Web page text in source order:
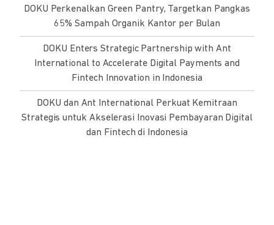
DOKU Perkenalkan Green Pantry, Targetkan Pangkas
65% Sampah Organik Kantor per Bulan
DOKU Enters Strategic Partnership with Ant
International to Accelerate Digital Payments and
Fintech Innovation in Indonesia
DOKU dan Ant International Perkuat Kemitraan
Strategis untuk Akselerasi Inovasi Pembayaran Digital
dan Fintech di Indonesia